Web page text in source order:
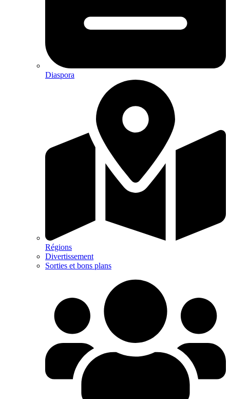
Diaspora
Régions
Divertissement
Sorties et bons plans